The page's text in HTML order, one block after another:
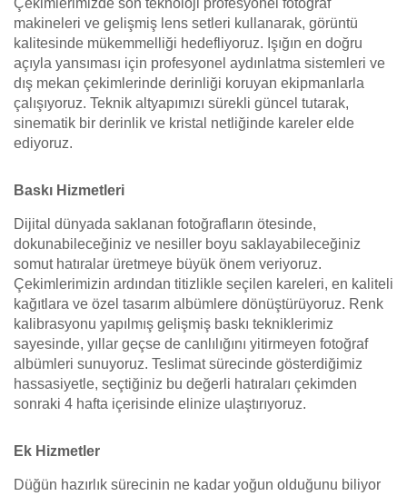
Çekimlerimizde son teknoloji profesyonel fotoğraf
makineleri ve gelişmiş lens setleri kullanarak, görüntü
kalitesinde mükemmelliği hedefliyoruz. Işığın en doğru
açıyla yansıması için profesyonel aydınlatma sistemleri ve
dış mekan çekimlerinde derinliği koruyan ekipmanlarla
çalışıyoruz. Teknik altyapımızı sürekli güncel tutarak,
sinematik bir derinlik ve kristal netliğinde kareler elde
ediyoruz.
Baskı Hizmetleri
Dijital dünyada saklanan fotoğrafların ötesinde,
dokunabileceğiniz ve nesiller boyu saklayabileceğiniz
somut hatıralar üretmeye büyük önem veriyoruz.
Çekimlerimizin ardından titizlikle seçilen kareleri, en kaliteli
kağıtlara ve özel tasarım albümlere dönüştürüyoruz. Renk
kalibrasyonu yapılmış gelişmiş baskı tekniklerimiz
sayesinde, yıllar geçse de canlılığını yitirmeyen fotoğraf
albümleri sunuyoruz. Teslimat sürecinde gösterdiğimiz
hassasiyetle, seçtiğiniz bu değerli hatıraları çekimden
sonraki 4 hafta içerisinde elinize ulaştırıyoruz.
Ek Hizmetler
Düğün hazırlık sürecinin ne kadar yoğun olduğunu biliyor